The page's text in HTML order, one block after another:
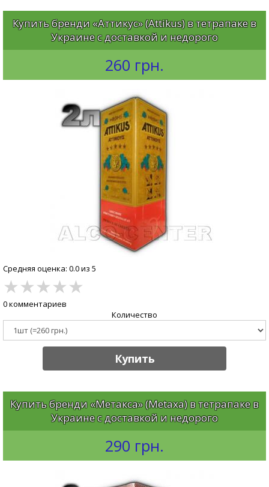
Купить бренди «Аттикус» (Attikus) в тетрапаке в
Украине с доставкой и недорого
260 грн.
Средняя оценка: 0.0 из 5
★★★★★
0 комментариев
Количество
Купить
Купить бренди «Метакса» (Metaxa) в тетрапаке в
Украине с доставкой и недорого
290 грн.